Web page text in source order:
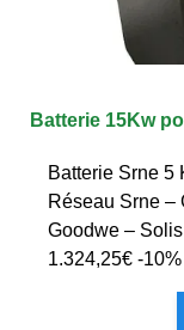
Batterie 15Kw
Batterie Srne 5
Réseau Srne –
Goodwe –
1.324,25€ -10%